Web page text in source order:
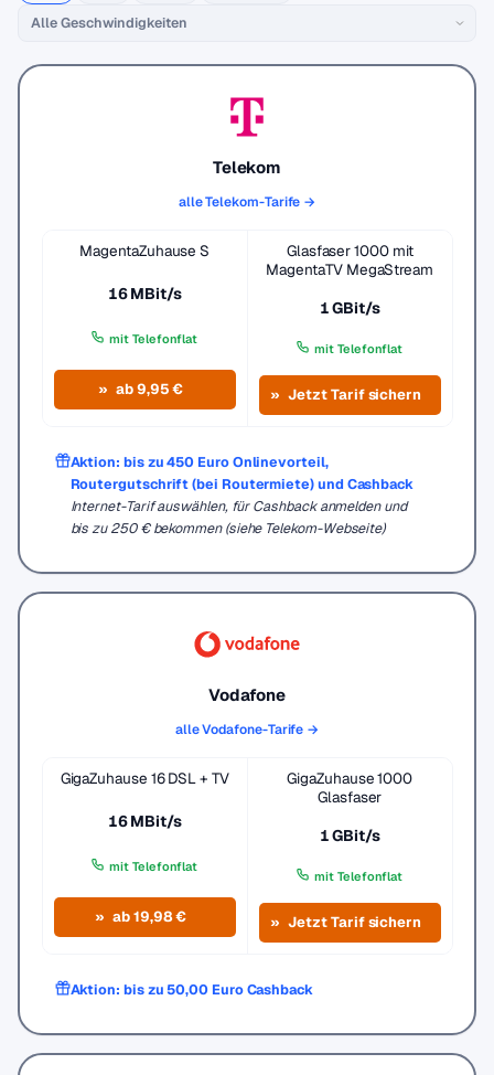
Telekom
alle Telekom-Tarife →
MagentaZuhause S
16 MBit/s
mit Telefonflat
ab 9,95 €
Glasfaser 1000 mit
MagentaTV MegaStream
1 GBit/s
mit Telefonflat
Jetzt Tarif sichern
Aktion: bis zu 450 Euro Onlinevorteil,
Routergutschrift (bei Routermiete) und Cashback
Internet-Tarif auswählen, für Cashback anmelden und
bis zu 250 € bekommen (siehe Telekom-Webseite)
Vodafone
alle Vodafone-Tarife →
GigaZuhause 16 DSL + TV
16 MBit/s
mit Telefonflat
ab 19,98 €
GigaZuhause 1000
Glasfaser
1 GBit/s
mit Telefonflat
Jetzt Tarif sichern
Aktion: bis zu 50,00 Euro Cashback